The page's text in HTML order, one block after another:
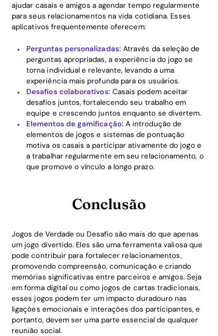
ajudar casais e amigos a agendar tempo regularmente
para seus relacionamentos na vida cotidiana. Esses
aplicativos frequentemente oferecem:
Perguntas personalizadas: Através da seleção de
perguntas apropriadas, a experiência do jogo se
torna individual e relevante, levando a uma
experiência mais profunda para os usuários.
Desafios colaborativos: Casais podem aceitar
desafios juntos, fortalecendo seu trabalho em
equipe e crescendo juntos enquanto se divertem.
Elementos de gamificação: A introdução de
elementos de jogos e sistemas de pontuação
motiva os casais a participar ativamente do jogo e
a trabalhar regularmente em seu relacionamento, o
que promove o vínculo a longo prazo.
Conclusão
Jogos de Verdade ou Desafio são mais do que apenas
um jogo divertido. Eles são uma ferramenta valiosa que
pode contribuir para fortalecer relacionamentos,
promovendo compreensão, comunicação e criando
memórias significativas entre parceiros e amigos. Seja
em forma digital ou como jogos de cartas tradicionais,
esses jogos podem ter um impacto duradouro nas
ligações emocionais e interações dos participantes, e
portanto, devem ser uma parte essencial de qualquer
reunião social.